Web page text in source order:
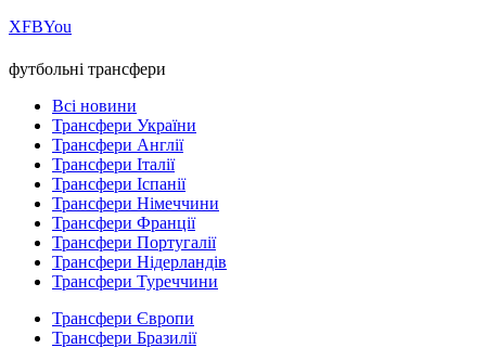
ХFBYou
футбольні трансфери
Всі новини
Трансфери України
Трансфери Англії
Трансфери Італії
Трансфери Іспанії
Трансфери Німеччини
Трансфери Франції
Трансфери Португалії
Трансфери Нідерландів
Трансфери Туреччини
Трансфери Європи
Трансфери Бразилії